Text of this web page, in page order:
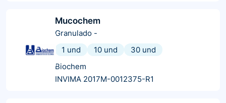
Mucochem
Granulado -
1 und
10 und
30 und
Biochem
INVIMA 2017M-0012375-R1